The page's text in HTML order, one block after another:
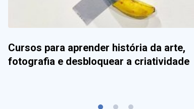
Cursos para aprender história da arte,
fotografia e desbloquear a criatividade